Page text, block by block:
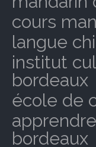
cours
langue
institut
bordeaux
école de
bordeaux